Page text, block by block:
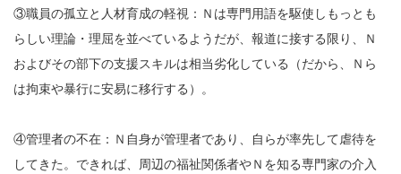
③職員の孤立と人材育成の軽視：Ｎは専門用語を駆使しもっとも
らしい理論・理屈を並べているようだが、報道に接する限り、Ｎ
およびその部下の支援スキルは相当劣化している（だから、Ｎら
は拘束や暴行に安易に移行する）。
④管理者の不在：Ｎ自身が管理者であり、自らが率先して虐待を
してきた。できれば、周辺の福祉関係者やＮを知る専門家の介入